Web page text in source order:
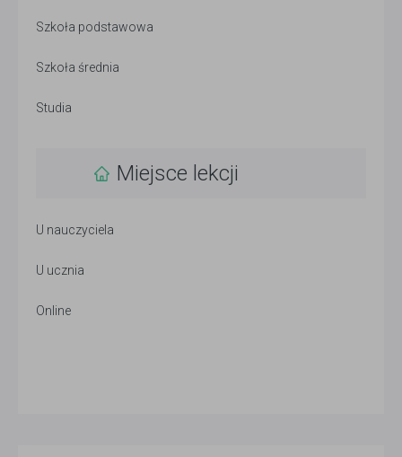
Szkoła podstawowa
Szkoła średnia
Studia
Miejsce lekcji
U nauczyciela
U ucznia
Online